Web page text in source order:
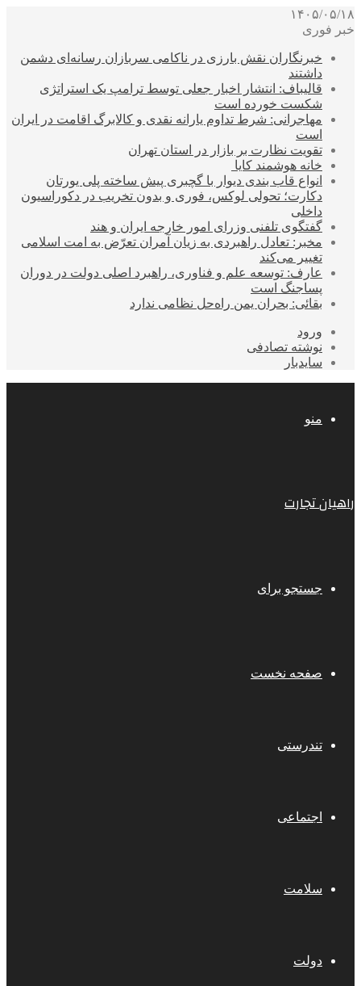
۱۴۰۵/۰۵/۱۸
خبر فوری
خبرنگاران نقش بارزی در ناکامی سربازان رسانه‌ای دشمن
داشتند
قالیباف: انتشار اخبار جعلی توسط ترامپ یک استراتژی
شکست خورده است
مهاجرانی: شرط تداوم یارانه نقدی و کالابرگ اقامت در ایران
است
تقویت نظارت بر بازار در استان تهران
خانه هوشمند کایا
انواع قاب بندی دیوار با گچبری پیش ساخته پلی یورتان
دکارت؛ تحولی لوکس، فوری و بدون تخریب در دکوراسیون
داخلی
گفتگوی تلفنی وزرای امور خارجه ایران و هند
مخبر: تعادل راهبردی به زیان آمران تعرّض به امت اسلامی
تغییر می‌کند
عارف: توسعه علم و فناوری، راهبرد اصلی دولت در دوران
پساجنگ است
بقائی: بحران یمن راه‌حل نظامی ندارد
ورود
نوشته تصادفی
سایدبار
منو
راهیان تجارت
جستجو برای
صفحه نخست
تندرستی
اجتماعی
سلامت
دولت